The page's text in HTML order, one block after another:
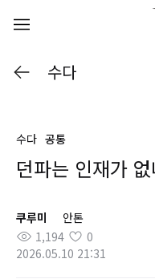
수다
수다 공통
던파는 인재가 없
쿠루미
안톤
1,194
0
2026.05.10 21:31